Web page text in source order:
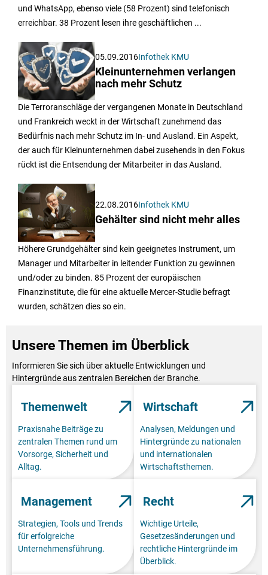
und WhatsApp, ebenso viele (58 Prozent) sind telefonisch
erreichbar. 38 Prozent lesen ihre geschäftlichen ...
05.09.2016Infothek KMU
Kleinunternehmen verlangen
nach mehr Schutz
Die Terroranschläge der vergangenen Monate in Deutschland
und Frankreich weckt in der Wirtschaft zunehmend das
Bedürfnis nach mehr Schutz im In- und Ausland. Ein Aspekt,
der auch für Kleinunternehmen dabei zusehends in den Fokus
rückt ist die Entsendung der Mitarbeiter in das Ausland.
22.08.2016Infothek KMU
Gehälter sind nicht mehr alles
Höhere Grundgehälter sind kein geeignetes Instrument, um
Manager und Mitarbeiter in leitender Funktion zu gewinnen
und/oder zu binden. 85 Prozent der europäischen
Finanzinstitute, die für eine aktuelle Mercer-Studie befragt
wurden, schätzen dies so ein.
Unsere Themen im Überblick
Informieren Sie sich über aktuelle Entwicklungen und
Hintergründe aus zentralen Bereichen der Branche.
Themenwelt
Praxisnahe Beiträge zu
zentralen Themen rund um
Vorsorge, Sicherheit und
Alltag.
Wirtschaft
Analysen, Meldungen und
Hintergründe zu nationalen
und internationalen
Wirtschaftsthemen.
Management
Strategien, Tools und Trends
für erfolgreiche
Unternehmensführung.
Recht
Wichtige Urteile,
Gesetzesänderungen und
rechtliche Hintergründe im
Überblick.